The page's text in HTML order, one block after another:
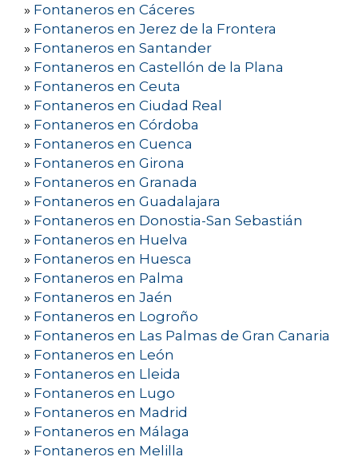
» Fontaneros en Cáceres
» Fontaneros en Jerez de la Frontera
» Fontaneros en Santander
» Fontaneros en Castellón de la Plana
» Fontaneros en Ceuta
» Fontaneros en Ciudad Real
» Fontaneros en Córdoba
» Fontaneros en Cuenca
» Fontaneros en Girona
» Fontaneros en Granada
» Fontaneros en Guadalajara
» Fontaneros en Donostia-San Sebastián
» Fontaneros en Huelva
» Fontaneros en Huesca
» Fontaneros en Palma
» Fontaneros en Jaén
» Fontaneros en Logroño
» Fontaneros en Las Palmas de Gran Canaria
» Fontaneros en León
» Fontaneros en Lleida
» Fontaneros en Lugo
» Fontaneros en Madrid
» Fontaneros en Málaga
» Fontaneros en Melilla